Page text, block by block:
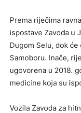
Prema riječima
ispostave Zavoda u
Dugom Selu, dok
Samoboru. Inače,
ugovorena u 2018.
medicine koja su
Vozila Zavoda za